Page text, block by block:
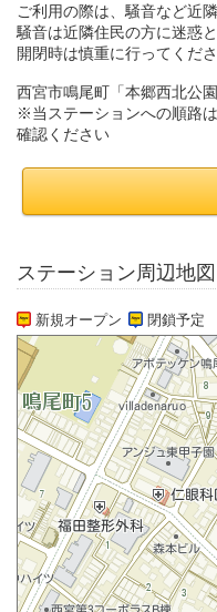
ご利用の際は、騒音など近
騒音は近隣住民の方に迷惑
開閉時は慎重に行ってくださ
西宮市鳴尾町「本郷西北公
※当ステーションへの順路
確認ください
ステーション周辺地図
新規オープン 閉鎖予定